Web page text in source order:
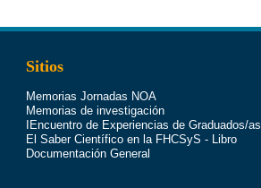
Sitios
Memorias Jornadas NOA
Memorias de investigación
IEncuentro de Experiencias de Graduados/as
El Saber Científico en la FHCSyS - Libro
Documentación General